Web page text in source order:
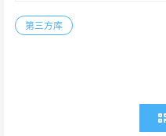
第三方库